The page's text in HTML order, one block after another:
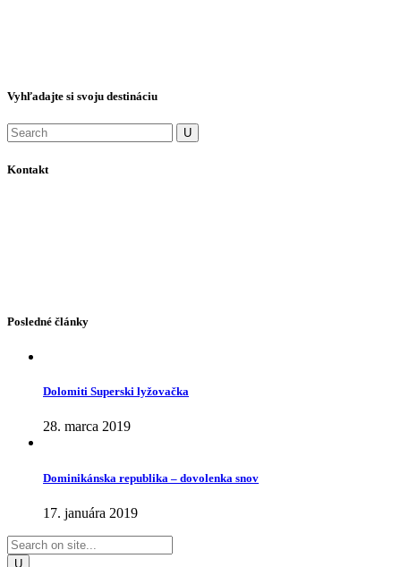
Vyhľadajte si svoju destináciu
Kontakt
Posledné články
Dolomiti Superski lyžovačka
28. marca 2019
Dominikánska republika – dovolenka snov
17. januára 2019